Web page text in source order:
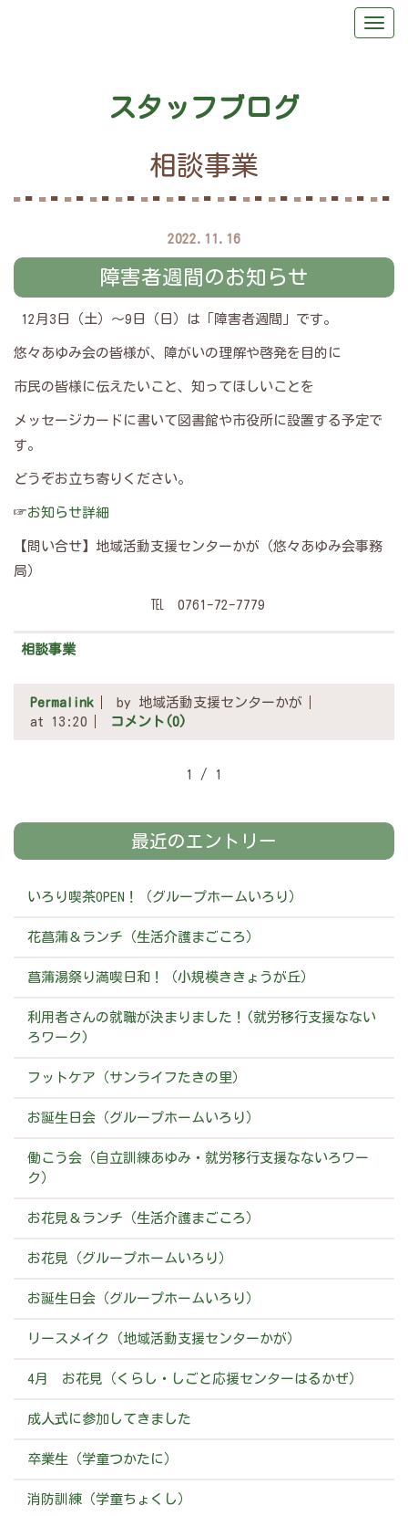
スタッフブログ
相談事業
2022.11.16
障害者週間のお知らせ
12月3日（土）～9日（日）は「障害者週間」です。
悠々あゆみ会の皆様が、障がいの理解や啓発を目的に
市民の皆様に伝えたいこと、知ってほしいことを
メッセージカードに書いて図書館や市役所に設置する予定で
す。
どうぞお立ち寄りください。
☞お知らせ詳細
【問い合せ】地域活動支援センターかが（悠々あゆみ会事務
局）
℡ 0761-72-7779
相談事業
Permalink
by 地域活動支援センターかが
at 13:20
コメント(0)
1 / 1
最近のエントリー
いろり喫茶OPEN！（グループホームいろり）
花菖蒲＆ランチ（生活介護まごころ）
菖蒲湯祭り満喫日和！（小規模ききょうが丘）
利用者さんの就職が決まりました！(就労移行支援なない
ろワーク)
フットケア（サンライフたきの里）
お誕生日会（グループホームいろり）
働こう会（自立訓練あゆみ・就労移行支援なないろワー
ク）
お花見＆ランチ（生活介護まごころ）
お花見（グループホームいろり）
お誕生日会（グループホームいろり）
リースメイク（地域活動支援センターかが）
4月 お花見（くらし・しごと応援センターはるかぜ）
成人式に参加してきました
卒業生（学童つかたに）
消防訓練（学童ちょくし）